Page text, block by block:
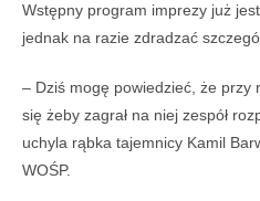
Wstępny program imprezy już
jednak na razie zdradzać
– Dziś mogę powiedzieć, że przy
się żeby zagrał na niej zespół
uchyla rąbka tajemnicy Kamil
WOŚP.